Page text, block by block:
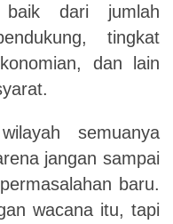
dari jumlah
tingkat
dan lain
semuanya
jangan sampai
baru.
wacana itu, tapi